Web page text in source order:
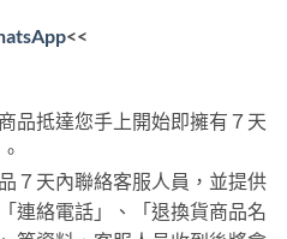
<<
品抵達您手上開始即擁有７天
７天內聯絡客服人員，並提供
連絡電話」、「退換貨商品名